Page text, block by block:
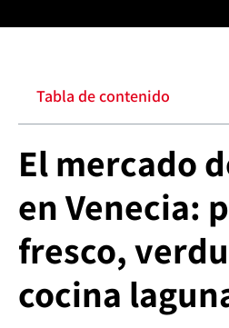
Tabla de contenido
El mercado
en Venecia:
fresco,
cocina